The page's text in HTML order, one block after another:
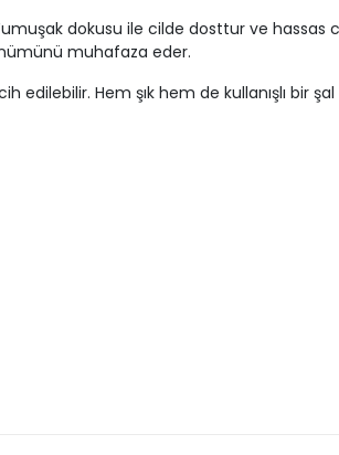
dokusu ile cilde dosttur ve hassas
muhafaza eder.
edilebilir. Hem şık hem de kullanışlı bir